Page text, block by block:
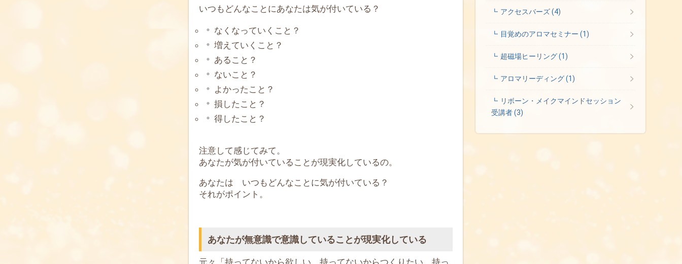
いつもどんなことにあなたは気が付いている？
なくなっていくこと？
増えていくこと？
あること？
ないこと？
よかったこと？
損したこと？
得したこと？
注意して感じてみて。
あなたが気が付いていることが現実化しているの。
あなたは いつもどんなことに気が付いている？
それがポイント。
あなたが無意識で意識していることが現実化している
元々「持ってないから欲しい、持ってないからつくりたい、持っ
アクセスバーズ(4)
目覚めのアロマセミナー(1)
超磁場ヒーリング(1)
アロマリーディング(1)
リボーン・メイクマインドセッション
受講者(3)